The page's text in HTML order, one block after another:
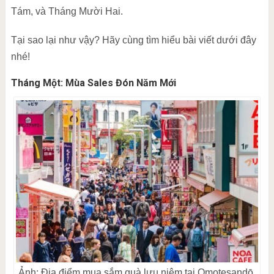
Tám, và Tháng Mười Hai.
Tại sao lại như vậy? Hãy cùng tìm hiểu bài viết dưới đây
nhé!
Tháng Một: Mùa Sales Đón Năm Mới